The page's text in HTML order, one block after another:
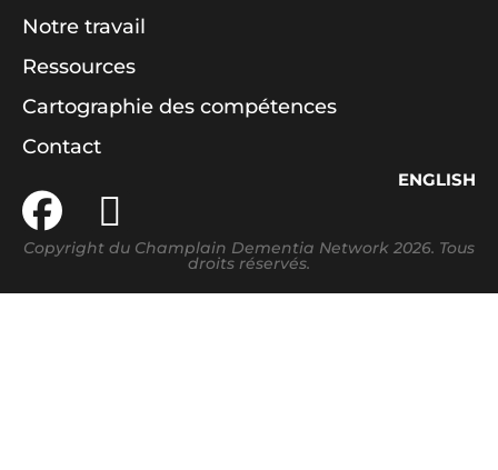
Notre travail
Ressources
Cartographie des compétences
Contact
ENGLISH
Copyright du Champlain Dementia Network 2026. Tous
droits réservés.